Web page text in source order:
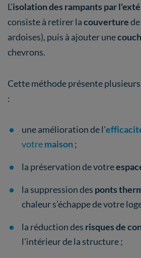
L'isolation des rampants par
consiste à retirer lacouverture
ardoises), puis à ajouter une
chevrons.
Cette méthode présente plusieurs
:
une amélioration de l'
votremaison;
la préservation de votre
la suppression des ponts
chaleur s’échappe de votre
la réduction des risques de
l'intérieur de la structure ;